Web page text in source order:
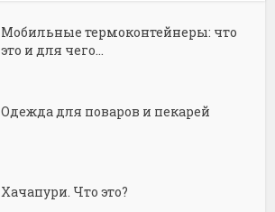
Мобильные термоконтейнеры: что
это и для чего...
Одежда для поваров и пекарей
Хачапури. Что это?